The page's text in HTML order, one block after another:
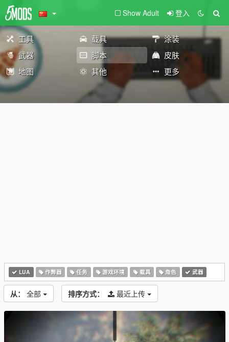
Show Adult 登入
工具 载具
涂装
武器
脚本
皮肤
地图
其他 更多
LUA 作弊器 任务 游戏环境 载具 角色 武器
从： 全部 排序方式： 最近上传